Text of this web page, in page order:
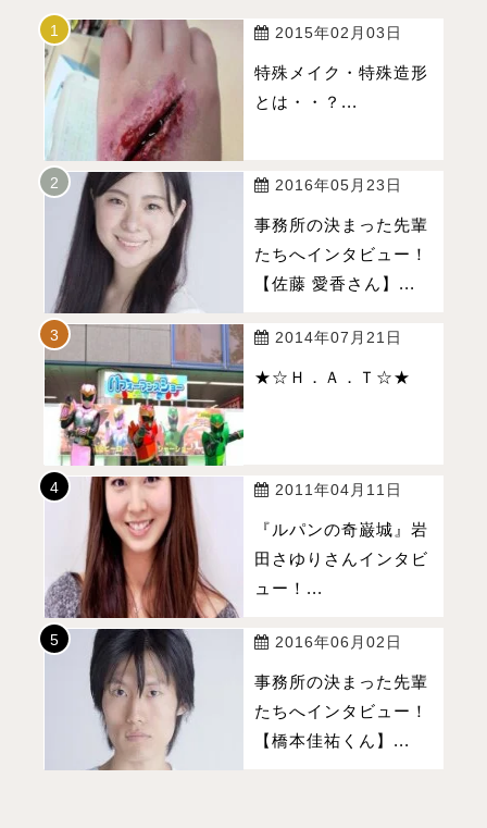
2015年02月03日
特殊メイク・特殊造形
とは・・？...
2016年05月23日
事務所の決まった先輩
たちへインタビュー！
【佐藤 愛香さん】...
2014年07月21日
★☆Ｈ．Ａ．Ｔ☆★
2011年04月11日
『ルパンの奇巌城』岩
田さゆりさんインタビ
ュー！...
2016年06月02日
事務所の決まった先輩
たちへインタビュー！
【橋本佳祐くん】...